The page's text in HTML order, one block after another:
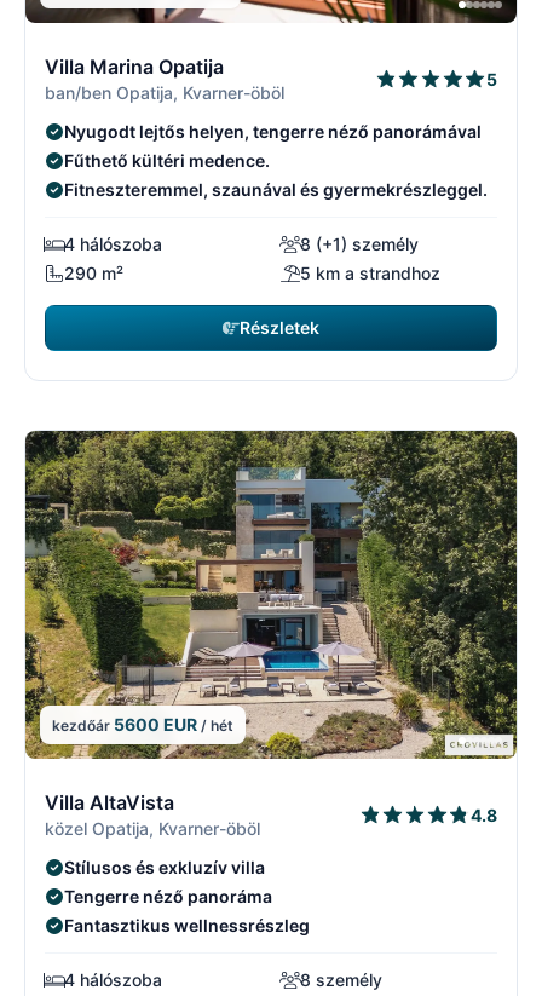
Villa Marina Opatija
ban/ben Opatija, Kvarner-öböl
5
Nyugodt lejtős helyen, tengerre néző panorámával
Fűthető kültéri medence.
Fitneszteremmel, szaunával és gyermekrészleggel.
4 hálószoba
8 (+1) személy
290 m²
5 km a strandhoz
Részletek
kezdőár 5600 EUR / hét
Villa AltaVista
közel Opatija, Kvarner-öböl
4.8
Stílusos és exkluzív villa
Tengerre néző panoráma
Fantasztikus wellnessrészleg
4 hálószoba
8 személy